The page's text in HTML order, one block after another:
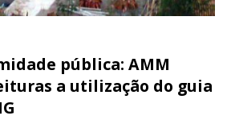
pública: AMM
a utilização do guia